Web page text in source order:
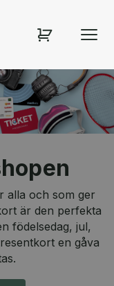
shop
alla och som ger
är den perfekta
födelsedag, jul,
en gåva